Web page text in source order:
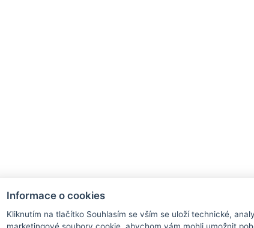
Informace o cookies
Kliknutím na tlačítko Souhlasím se vším se uloží technické,